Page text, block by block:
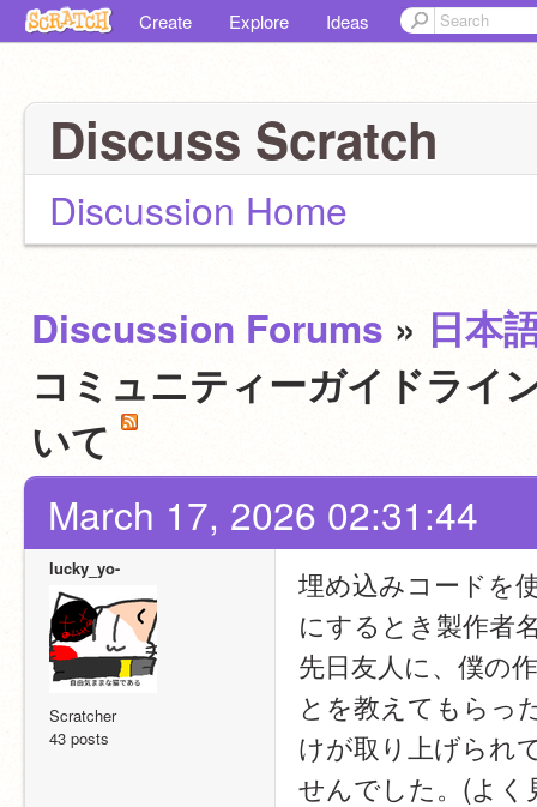
Create Explore Ideas
Discuss Scratch
Discussion Home
Discussion Forums » 日本
コミュニティーガイドライ
いて
March 17, 2026 02:31:44
lucky_yo-
Scratcher
43 posts
埋め込みコードを
にするとき製作者
先日友人に、僕の
とを教えてもらっ
けが取り上げられ
せんでした。(よ